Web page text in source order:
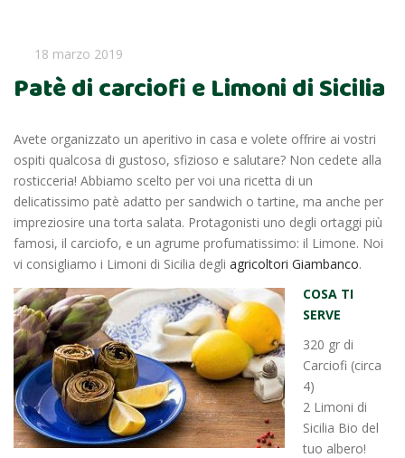
18 marzo 2019
Patè di carciofi e Limoni di Sicilia
Avete organizzato un aperitivo in casa e volete offrire ai vostri
ospiti qualcosa di gustoso, sfizioso e salutare? Non cedete alla
rosticceria! Abbiamo scelto per voi una ricetta di un
delicatissimo patè adatto per sandwich o tartine, ma anche per
impreziosire una torta salata. Protagonisti uno degli ortaggi più
famosi, il carciofo, e un agrume profumatissimo: il Limone. Noi
vi consigliamo i Limoni di Sicilia degli agricoltori Giambanco.
COSA TI
SERVE
320 gr di
Carciofi (circa
4)
2 Limoni di
Sicilia Bio del
tuo albero!